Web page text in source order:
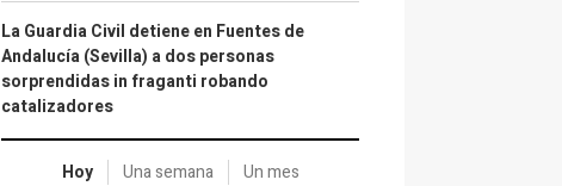
La Guardia Civil detiene en Fuentes de
Andalucía (Sevilla) a dos personas
sorprendidas in fraganti robando
catalizadores
Hoy Una semana Un mes